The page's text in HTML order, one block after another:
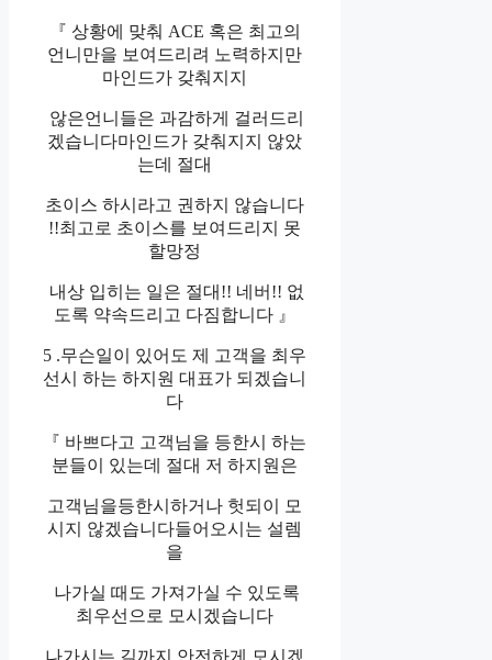
『 상황에 맞춰 ACE 혹은 최고의
언니만을 보여드리려 노력하지만
마인드가 갖춰지지
않은언니들은 과감하게 걸러드리
겠습니다마인드가 갖춰지지 않았
는데 절대
초이스 하시라고 권하지 않습니다
!!최고로 초이스를 보여드리지 못
할망정
내상 입히는 일은 절대!! 네버!! 없
도록 약속드리고 다짐합니다 』
5 .무슨일이 있어도 제 고객을 최우
선시 하는 하지원 대표가 되겠습니
다
『 바쁘다고 고객님을 등한시 하는
분들이 있는데 절대 저 하지원은
고객님을등한시하거나 헛되이 모
시지 않겠습니다들어오시는 설렘
을
나가실 때도 가져가실 수 있도록
최우선으로 모시겠습니다